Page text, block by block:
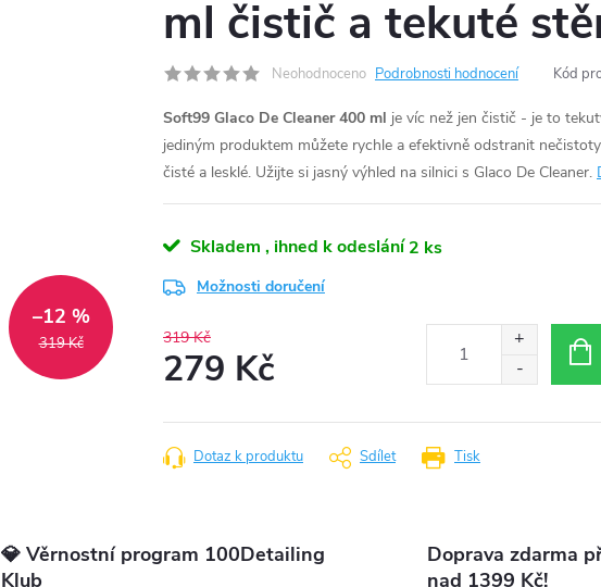
319 Kč
–12 %
ml čistič a tekuté
Neohodnoceno Podrobnosti hodnocení Kód
Soft99 Glaco De Cleaner 400 ml je víc než jen čistič - je to
jediným produktem můžete rychle a efektivně odstranit
čisté a lesklé. Užijte si jasný výhled na silnici s Glaco De Cleaner.
Skladem , ihned k odeslání 2 ks
Možnosti doručení
319 Kč
279 Kč
cena:
Tisk
Dotaz k produktu Sdílet
💎 Věrnostní program 100Detailing
Klub
Doprava zdarma
nad 1399 Kč!